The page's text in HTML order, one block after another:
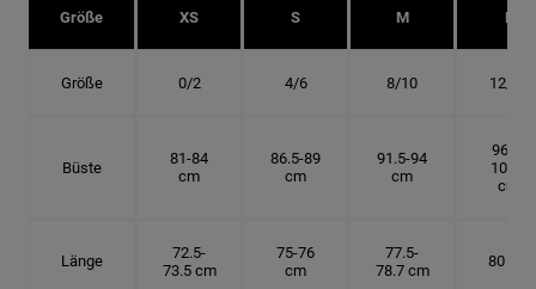
Größe XS S M L
Größe 0/2 4/6 8/10 12/14
Büste
81-84
cm
86.5-89
cm
91.5-94
cm
96.5-
101.5
cm
Länge
72.5-
73.5 cm
75-76
cm
77.5-
78.7 cm
80 cm